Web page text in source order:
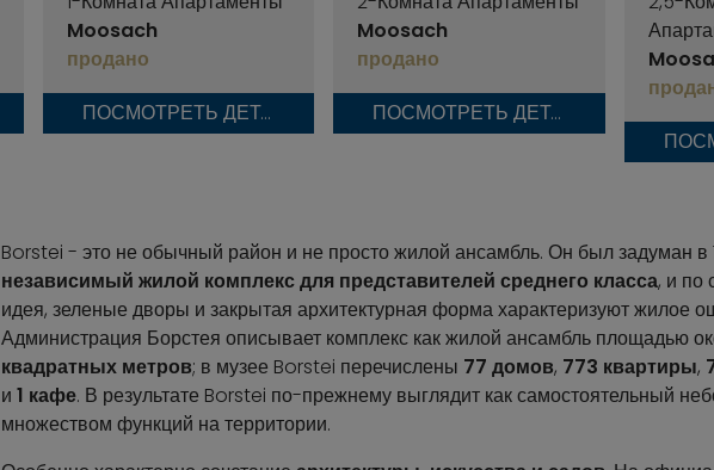
Moosach
продано
ПОСМОТРЕТЬ ДЕТАЛИ
Moosach
продано
ПОСМОТРЕТЬ ДЕТАЛИ
Borstei - это не обычный район и не просто жилой ансамбль. Он был задуман в
независимый жилой комплекс для представителей среднего класса, и по
идея, зеленые дворы и закрытая архитектурная форма характеризуют жилое
Администрация Борстея описывает комплекс как жилой ансамбль площадью
квадратных метров; в музее Borstei перечислены 77 домов, 773 квартиры,
и 1 кафе. В результате Borstei по-прежнему выглядит как самостоятельный
множеством функций на территории.